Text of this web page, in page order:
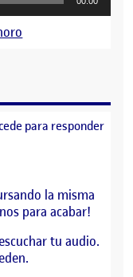
EXPECTATIVAS
la misma
para acabar!
tu audio.
para responder